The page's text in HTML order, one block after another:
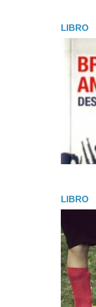
LIBRO
LIBRO